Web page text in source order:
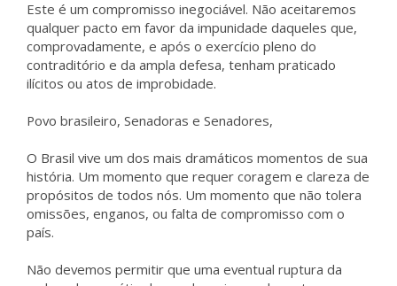
Este é um compromisso inegociável. Não aceitaremos
qualquer pacto em favor da impunidade daqueles que,
comprovadamente, e após o exercício pleno do
contraditório e da ampla defesa, tenham praticado
ilícitos ou atos de improbidade.
Povo brasileiro, Senadoras e Senadores,
O Brasil vive um dos mais dramáticos momentos de sua
história. Um momento que requer coragem e clareza de
propósitos de todos nós. Um momento que não tolera
omissões, enganos, ou falta de compromisso com o
país.
Não devemos permitir que uma eventual ruptura da